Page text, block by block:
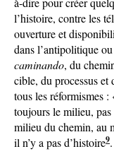
l’histoire, contre les
ouverture et
dans l’antipolitique
caminando, du
cible, du processus
tous les réformismes
toujours le milieu,
milieu du chemin, au
il n’y a pas d’histoire9